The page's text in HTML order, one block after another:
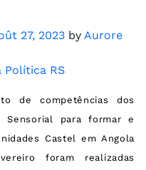
27, 2023 by Aurore
de competências dos
Sensorial para formar e
Castel em Angola
foram realizadas